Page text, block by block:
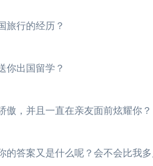
旅行的经历？
你出国留学？
傲，并且一直在亲友面前炫耀你？
的答案又是什么呢？会不会比我多